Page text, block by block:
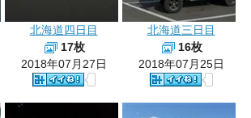
北海道四日目
17枚
2018年07月27日
北海道三日目
16枚
2018年07月25日